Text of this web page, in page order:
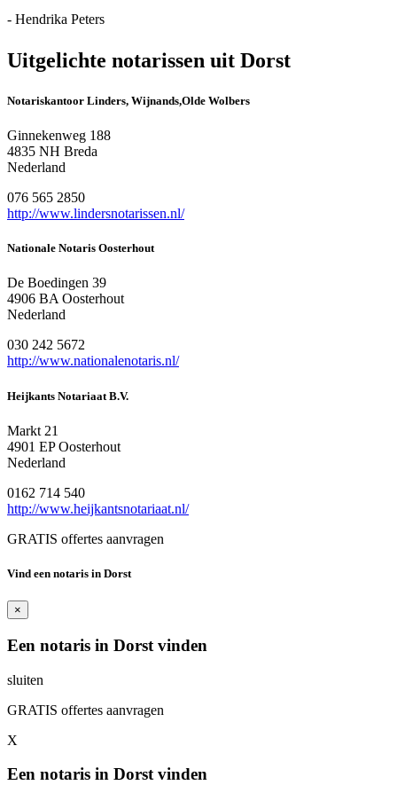
- Hendrika Peters
Uitgelichte notarissen uit Dorst
Notariskantoor Linders, Wijnands,Olde Wolbers
Ginnekenweg 188
4835 NH Breda
Nederland
076 565 2850
http://www.lindersnotarissen.nl/
Nationale Notaris Oosterhout
De Boedingen 39
4906 BA Oosterhout
Nederland
030 242 5672
http://www.nationalenotaris.nl/
Heijkants Notariaat B.V.
Markt 21
4901 EP Oosterhout
Nederland
0162 714 540
http://www.heijkantsnotariaat.nl/
GRATIS offertes aanvragen
Vind een notaris in Dorst
×
Een notaris in Dorst vinden
sluiten
GRATIS offertes aanvragen
X
Een notaris in Dorst vinden